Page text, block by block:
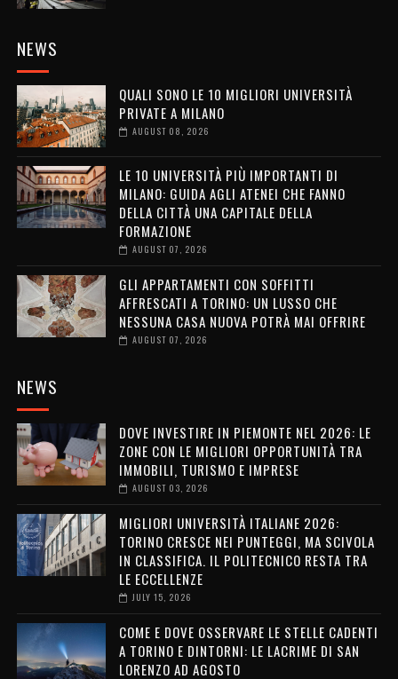
NEWS
QUALI SONO LE 10 MIGLIORI UNIVERSITÀ
PRIVATE A MILANO
AUGUST 08, 2026
LE 10 UNIVERSITÀ PIÙ IMPORTANTI DI
MILANO: GUIDA AGLI ATENEI CHE FANNO
DELLA CITTÀ UNA CAPITALE DELLA
FORMAZIONE
AUGUST 07, 2026
GLI APPARTAMENTI CON SOFFITTI
AFFRESCATI A TORINO: UN LUSSO CHE
NESSUNA CASA NUOVA POTRÀ MAI OFFRIRE
AUGUST 07, 2026
NEWS
DOVE INVESTIRE IN PIEMONTE NEL 2026: LE
ZONE CON LE MIGLIORI OPPORTUNITÀ TRA
IMMOBILI, TURISMO E IMPRESE
AUGUST 03, 2026
MIGLIORI UNIVERSITÀ ITALIANE 2026:
TORINO CRESCE NEI PUNTEGGI, MA SCIVOLA
IN CLASSIFICA. IL POLITECNICO RESTA TRA
LE ECCELLENZE
JULY 15, 2026
COME E DOVE OSSERVARE LE STELLE CADENTI
A TORINO E DINTORNI: LE LACRIME DI SAN
LORENZO AD AGOSTO